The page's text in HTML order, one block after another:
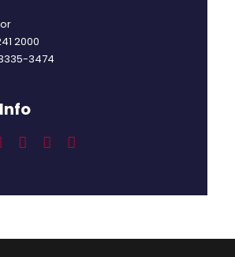
2000
3474